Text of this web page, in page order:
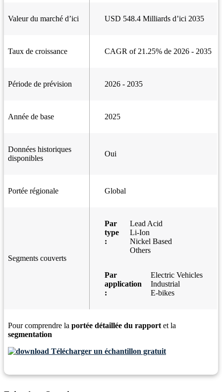
Valeur du marché d’ici USD 548.4 Milliards d’ici 2035
Taux de croissance CAGR of 21.25% de 2026 - 2035
Période de prévision 2026 - 2035
Année de base 2025
Données historiques
disponibles
Oui
Portée régionale Global
Segments couverts
Par
type
:
Lead Acid
Li-Ion
Nickel Based
Others
Par
application
:
Electric Vehicles
Industrial
E-bikes
Pour comprendre la portée détaillée du rapport et la
segmentation
Télécharger un échantillon gratuit